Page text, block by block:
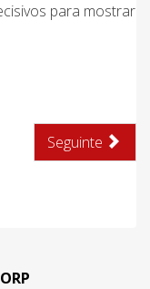
para mostrar
Seguinte